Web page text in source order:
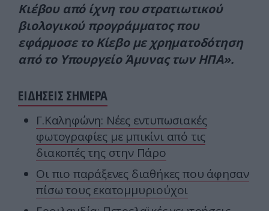
Κιέβου από ίχνη του στρατιωτικού
βιολογικού προγράμματος που
εφάρμοσε το Κίεβο με χρηματοδότηση
από το Υπουργείο Άμυνας των ΗΠΑ».
ΕΙΔΗΣΕΙΣ ΣΗΜΕΡΑ
Γ.Καληφώνη: Νέες εντυπωσιακές
φωτογραφίες με μπικίνι από τις
διακοπές της στην Πάρο
Οι πιο παράξενες διαθήκες που άφησαν
πίσω τους εκατομμυριούχοι